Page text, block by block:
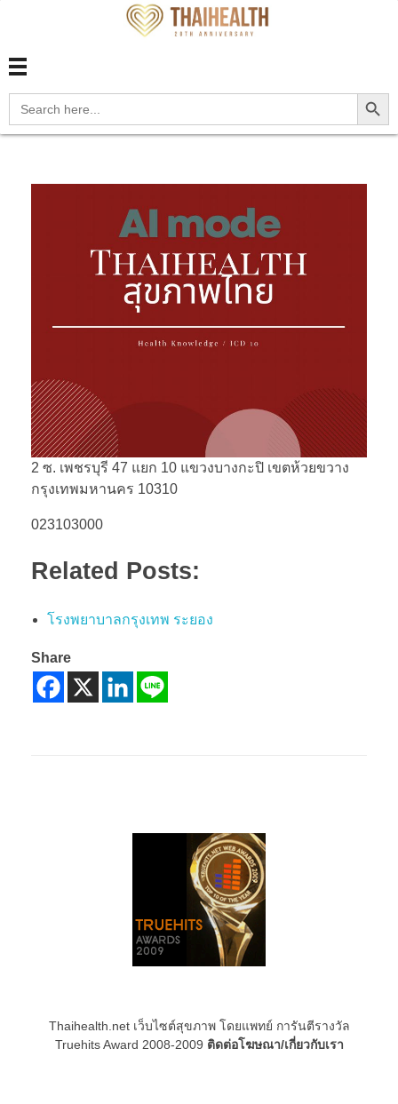
Search
for:
Search Button
2 ซ. เพชรบุรี 47 แยก 10 แขวงบางกะปิ เขตห้วยขวาง
กรุงเทพมหานคร 10310
023103000
Related Posts:
โรงพยาบาลกรุงเทพ ระยอง
Share
Thaihealth.net เว็บไซต์สุขภาพ โดยแพทย์ การันตีรางวัล
Truehits Award 2008-2009 ติดต่อโฆษณา/เกี่ยวกับเรา